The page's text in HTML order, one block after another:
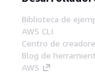
Biblioteca de
AWS CLI
Centro de
Blog de
AWS